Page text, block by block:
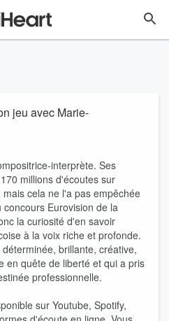
jeu avec Marie-
interprète. Ses
millions d'écoutes sur
cela ne l'a pas empêchée
Eurovision de la
la curiosité d'en savoir
à la voix riche et profonde.
brillante, créative,
en quête de liberté et qui a pris
professionnelle.
sur Youtube, Spotify,